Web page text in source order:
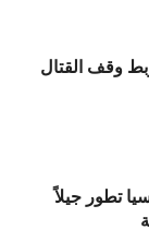
وقف القتال
تطور جيلاً